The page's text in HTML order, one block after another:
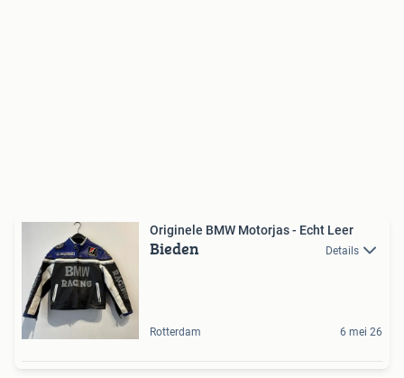
Originele BMW Motorjas - Echt Leer
Bieden Details
Rotterdam 6 mei 26